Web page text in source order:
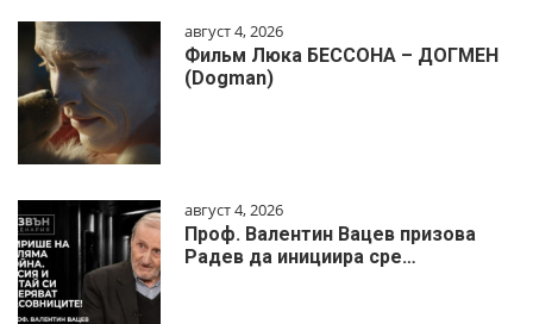
август 4, 2026
Фильм Люка БЕССОНА – ДОГМЕН
(Dogman)
август 4, 2026
Проф. Валентин Вацев призова
Радев да инициира сре…